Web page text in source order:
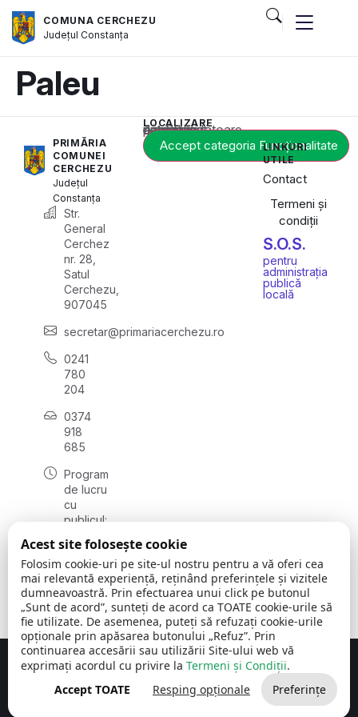
COMUNA CERCHEZU
JudețulConstanța
Paleu
PRIMĂRIA
COMUNEI
CERCHEZU
Județul
Constanța
Str.
General
Cerchez
nr. 28,
Satul
Cerchezu,
907045
secretar@primariacerchezu.ro
0241
780
204
0374
918
685
Program
de lucru
cu
publicul:
08:00 -
16:30
, vineri:
08:00 -
14:00
LOCALIZARE
Acest conținut este blocat până când acceptați categoria corespunzătoare de cookie-uri.
Accept categoria Funcționalitate
LINKURI
UTILE
Contact
Termeni și
condiții
S.O.S.
pentru
administrația
publică
locală
Comuna Cerchezu © 2026Toate drepturile rezervate
Concept realizat de Big Media Relații Publice SRL
Acest site folosește cookie
Folosim cookie-uri pe site-ul nostru pentru a vă oferi cea
mai relevantă experiență, reținând preferințele și vizitele
dumneavoastră. Prin efectuarea unui click pe butonul
„Sunt de acord”, sunteți de acord ca TOATE cookie-urile să
fie utilizate. De asemenea, puteți să refuzați cookie-urile
opționale prin apăsarea butonului „Refuz”. Prin
continuarea accesării sau utilizării Site-ului web vă
exprimați acordul cu privire la Termeni și Condiții.
Accept TOATE
Resping opționale Preferințe